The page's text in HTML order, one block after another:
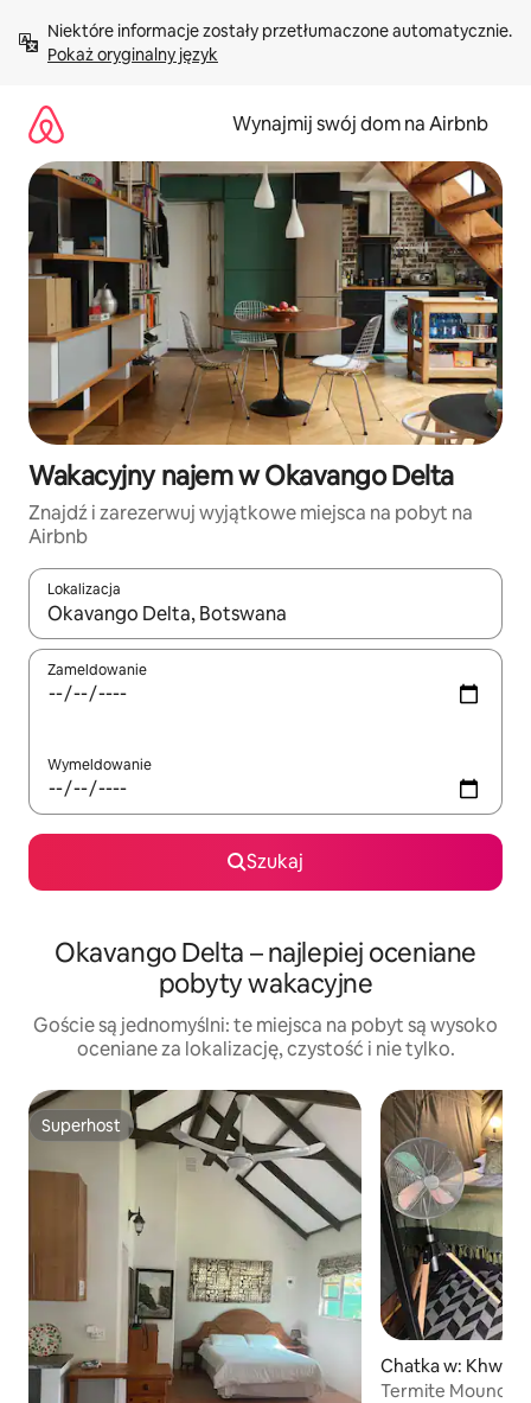
treści Pokaż oryginalny język
Wynajmij swój dom na Airbnb
Wakacyjny najem w Okavango Delta
Znajdź i zarezerwuj wyjątkowe miejsca na pobyt na
Airbnb
Lokalizacja
Gdy wyniki będą dostępne, możesz poruszać się po nich za
Zameldowanie
Wymeldowanie
Szukaj
Okavango Delta – najlepiej oceniane
pobyty wakacyjne
Goście są jednomyślni: te miejsca na pobyt są wysoko
oceniane za lokalizację, czystość i nie tylko.
Superhost
Superhost
Chatka w: Khwai
Termite Mound